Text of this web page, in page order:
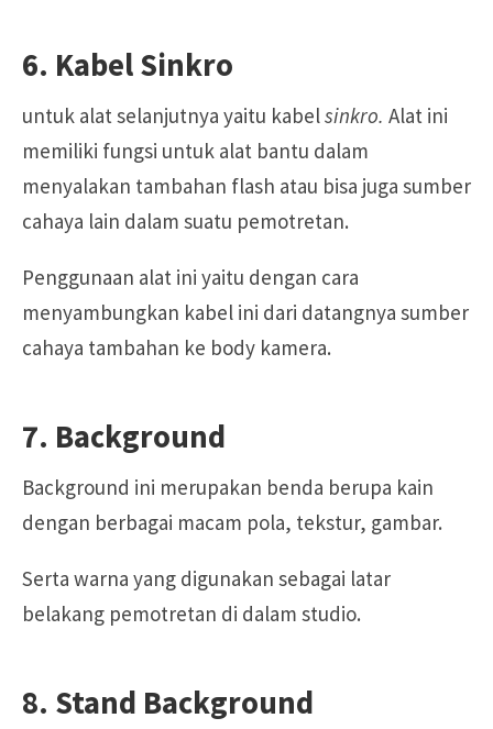
6. Kabel Sinkro
untuk alat selanjutnya yaitu kabelsinkro. Alat ini
memiliki fungsi untuk alat bantu dalam
menyalakan tambahan flash atau bisa juga sumber
cahaya lain dalam suatu pemotretan.
Penggunaan alat ini yaitu dengan cara
menyambungkan kabel ini dari datangnya sumber
cahaya tambahan ke body kamera.
7. Background
Background ini merupakan benda berupa kain
dengan berbagai macam pola, tekstur, gambar.
Serta warna yang digunakan sebagai latar
belakang pemotretan di dalam studio.
8. Stand Background